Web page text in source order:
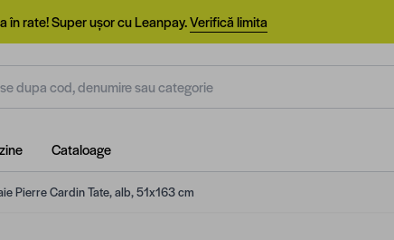
în rate! Super ușor cu Leanpay.Verifică limita
Cataloage
Pierre Cardin Tate, alb, 51x163 cm